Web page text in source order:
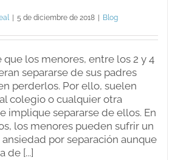
5 de diciembre de 2018 Blog
que los menores, entre los 2 y 4
separarse de sus padres
perderlos. Por ello, suelen
colegio o cualquier otra
implique separarse de ellos. En
los menores pueden sufrir un
por separación aunque
de [...]